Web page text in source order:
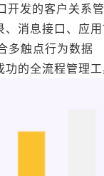
开发的客户关系
、消息接口、应
多触点行为数据
功的全流程管理